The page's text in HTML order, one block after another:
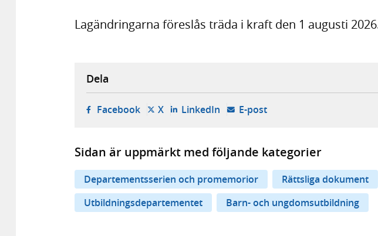
Lagändringarna föreslås träda i kraft den 1 augusti
Dela
Facebook- öppnas i ny flik, extern webbplats,
X- öppnas i ny flik, extern webbplats,
LinkedIn- öppnas i ny flik, extern webbplats,
E-post- öppnar din e-postklient,
Sidan är uppmärkt med följande kategorier
Departementsserien och promemorior
Rättsliga dokument
Utbildningsdepartementet
Barn- och ungdomsutbildning